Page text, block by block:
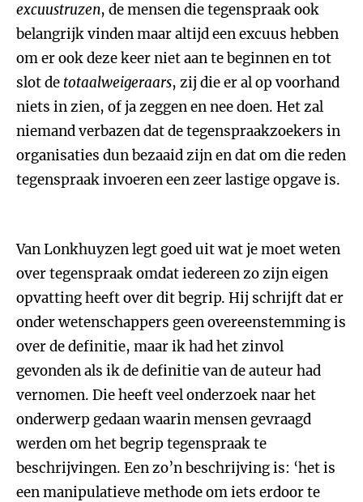
excuustruzen, de mensen die tegenspraak ook
belangrijk vinden maar altijd een excuus hebben
om er ook deze keer niet aan te beginnen en tot
slot de totaalweigeraars, zij die er al op voorhand
niets in zien, of ja zeggen en nee doen. Het zal
niemand verbazen dat de tegenspraakzoekers in
organisaties dun bezaaid zijn en dat om die reden
tegenspraak invoeren een zeer lastige opgave is.
Van Lonkhuyzen legt goed uit wat je moet weten
over tegenspraak omdat iedereen zo zijn eigen
opvatting heeft over dit begrip. Hij schrijft dat er
onder wetenschappers geen overeenstemming is
over de definitie, maar ik had het zinvol
gevonden als ik de definitie van de auteur had
vernomen. Die heeft veel onderzoek naar het
onderwerp gedaan waarin mensen gevraagd
werden om het begrip tegenspraak te
beschrijvingen. Een zo’n beschrijving is: ‘het is
een manipulatieve methode om iets erdoor te